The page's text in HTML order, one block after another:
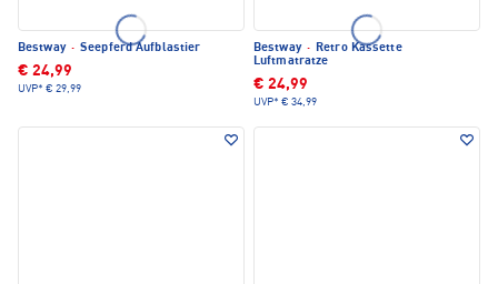
Bestway · Seepferd Aufblastier
€ 24,99
UVP* € 29,99
Bestway · Retro Kassette
Luftmatratze
€ 24,99
UVP* € 34,99